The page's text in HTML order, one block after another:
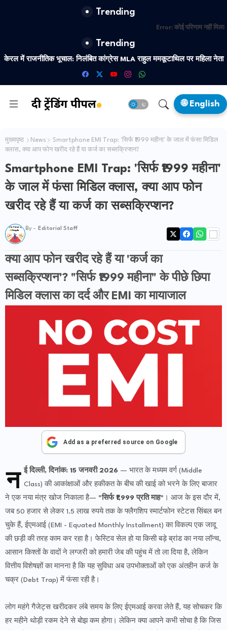
Trending
Error: कोई परिणाम नहीं मिला
Trending
India-US Relations: 'रूसी तेल' तो बस बहाना है, अमेरिका को भारत का 'उदय'
खटकने लगा है? ब्रह्मा चेलानी ने डिकोड किया टैरिफ का असली सच
🌐 English
मुख्यपृष्ठ News
Smartphone EMI Trap: 'सिर्फ ₹1999 महीना' के जाल में फंसा मिडिल
क्लास, क्या आप फोन खरीद रहे हैं या कर्ज का सब्सक्रिप्शन?
Smartphone EMI Trap: 'सिर्फ ₹1999 महीना'
के जाल में फंसा मिडिल क्लास, क्या आप फोन
खरीद रहे हैं या कर्ज का सब्सक्रिप्शन?
By - Editorial Staff
क्या आप फोन खरीद रहे हैं या 'कर्ज का
सब्सक्रिप्शन'? "सिर्फ ₹1999 महीना" के पीछे छिपा
मिडिल क्लास का दर्द और EMI का मायाजाल
Add as a preferred source on Google
न ई दिल्ली, दिनांक: 15 जनवरी 2026 — भारत के मध्यम वर्ग (Middle
Class) की आकांक्षाओं और हकीकत के बीच की खाई को भरने के लिए बाजार
ने एक नया मंत्र खोज निकाला है— "सिर्फ ₹1,999 प्रति माह" । आज के इस दौर में,
जब 50 हजार से लेकर 1.5 लाख रुपये तक के फ्लैगशिप स्मार्टफोन स्टेटस सिंबल बन
चुके हैं, ईएमआई (EMI - Equated Monthly Installment) का विकल्प एक जादू
की छड़ी की तरह काम कर रहा है। फेस्टिव सेल हो या किसी बड़े ब्रांड का नया लॉन्च,
आसान किश्तों के वादों ने लग्जरी को हमारी जेब की पहुंच में तो ला दिया है, लेकिन
वित्तीय विशेषज्ञों का मानना है कि यह सुविधा अब उपभोक्ताओं को एक अंतहीन कर्ज के
चक्र (Debt Trap) में फंसा रही है।
लोग महंगे गैजेट्स खरीदकर लंबे समय के लिए ईएमआई करवा लेते हैं, यह सोचकर कि
हर महीने थोड़ी रकम देने से बोझ कम होगा। लेकिन क्या आपने कभी सोचा है कि जिस